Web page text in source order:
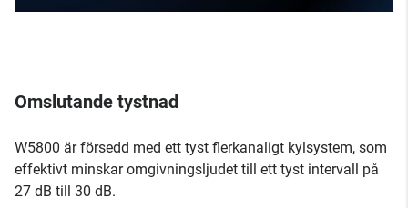
Omslutande tystnad
W5800 är försedd med ett tyst flerkanaligt kylsystem, som
effektivt minskar omgivningsljudet till ett tyst intervall på
27 dB till 30 dB.